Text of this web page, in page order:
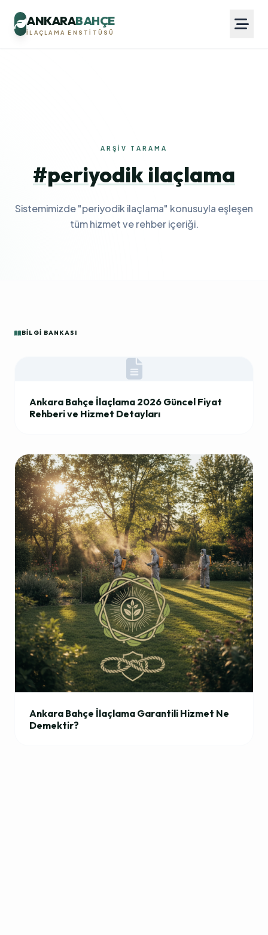
ANKARABAHÇE
İLAÇLAMA ENSTITÜSÜ
ARŞIV TARAMA
#periyodik ilaçlama
Sistemimizde "periyodik ilaçlama" konusuyla eşleşen
tüm hizmet ve rehber içeriği.
BILGI BANKASI
Ankara Bahçe İlaçlama 2026 Güncel Fiyat
Rehberi ve Hizmet Detayları
Ankara Bahçe İlaçlama Garantili Hizmet Ne
Demektir?